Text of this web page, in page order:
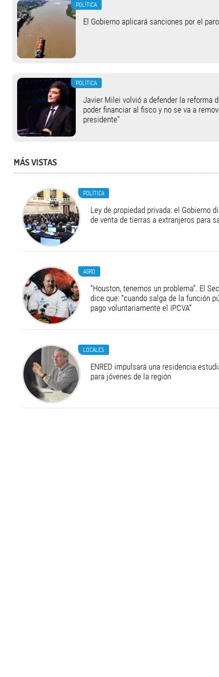
POLÍTICA
El Gobierno aplicará sanciones por el
POLÍTICA
Javier Milei volvió a defender la reforma
poder financiar al fisco y no se va a
presidente"
MÁS VISTAS
POLÍTICA
Ley de propiedad privada: el Gobierno
de venta de tierras a extranjeros para
AGRO
“Houston, tenemos un problema”. El
dice que: “cuando salga de la función
pago voluntariamente el IPCVA”
LOCALES
ENRED impulsará una residencia
para jóvenes de la región